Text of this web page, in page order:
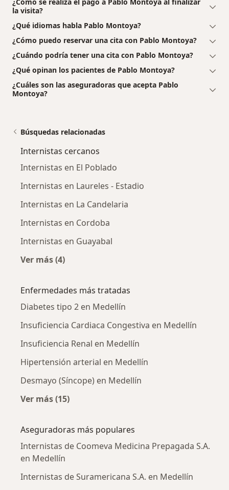
¿Cómo se realiza el pago a Pablo Montoya al finalizar
la visita?
¿Qué idiomas habla Pablo Montoya?
¿Cómo puedo reservar una cita con Pablo Montoya?
¿Cuándo podría tener una cita con Pablo Montoya?
¿Qué opinan los pacientes de Pablo Montoya?
¿Cuáles son las aseguradoras que acepta Pablo
Montoya?
Búsquedas relacionadas
Internistas cercanos
Internistas en El Poblado
Internistas en Laureles - Estadio
Internistas en La Candelaria
Internistas en Cordoba
Internistas en Guayabal
Ver más (4)
Enfermedades más tratadas
Diabetes tipo 2 en Medellín
Insuficiencia Cardiaca Congestiva en Medellín
Insuficiencia Renal en Medellín
Hipertensión arterial en Medellín
Desmayo (Síncope) en Medellín
Ver más (15)
Aseguradoras más populares
Internistas de Coomeva Medicina Prepagada S.A.
en Medellín
Internistas de Suramericana S.A. en Medellín